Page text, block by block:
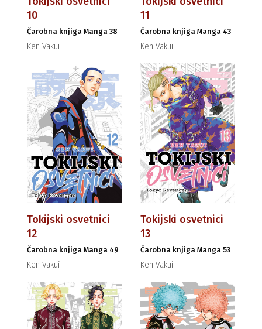
10
Čarobna knjiga Manga 38
Ken Vakui
11
Čarobna knjiga Manga 43
Ken Vakui
Tokijski osvetnici
12
Čarobna knjiga Manga 49
Ken Vakui
Tokijski osvetnici
13
Čarobna knjiga Manga 53
Ken Vakui